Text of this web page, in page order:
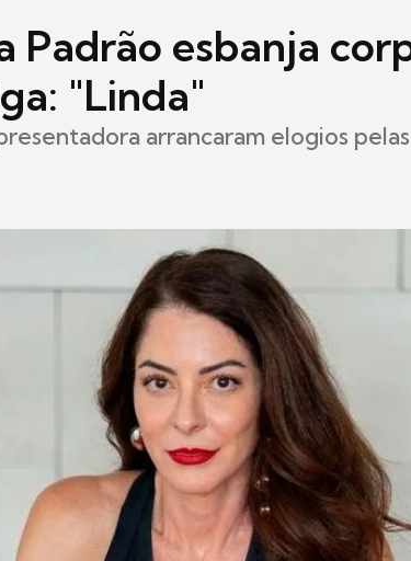
Padrão esbanja
"Linda"
arrancaram elogios